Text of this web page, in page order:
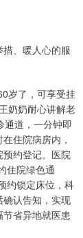
、暖人心的服
岁了，可享受挂
奶奶耐心讲解老
通道，一分钟即
住院病房内，
约登记。医院
住院绿色通
约锁定床位，科
认告知，实现
省异地就医患